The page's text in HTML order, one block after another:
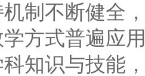
制不断健全
方式普遍应
知识与技能